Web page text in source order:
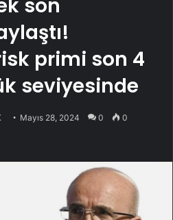
son
primi son 4
seviyesinde
Mayıs 28, 2024 0 0